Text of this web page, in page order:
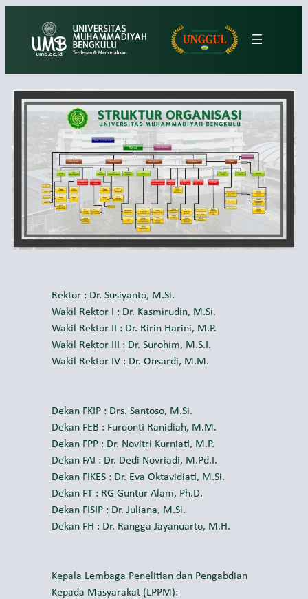
konten
Rektor : Dr. Susiyanto, M.Si.
Wakil Rektor I : Dr. Kasmirudin, M.Si.
Wakil Rektor II : Dr. Ririn Harini, M.P.
Wakil Rektor III : Dr. Surohim, M.S.I.
Wakil Rektor IV : Dr. Onsardi, M.M.
Dekan FKIP : Drs. Santoso, M.Si.
Dekan FEB : Furqonti Ranidiah, M.M.
Dekan FPP : Dr. Novitri Kurniati, M.P.
Dekan FAI : Dr. Dedi Novriadi, M.Pd.I.
Dekan FIKES : Dr. Eva Oktavidiati, M.Si.
Dekan FT : RG Guntur Alam, Ph.D.
Dekan FISIP : Dr. Juliana, M.Si.
Dekan FH : Dr. Rangga Jayanuarto, M.H.
Kepala Lembaga Penelitian dan Pengabdian
Kepada Masyarakat (LPPM):